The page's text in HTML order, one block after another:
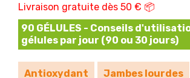
Livraison gratuite dès 50 € 📦
90 GÉLULES - Conseils
gélules par jour (90 ou 30 jours)
Antioxydant Jambes lourdes